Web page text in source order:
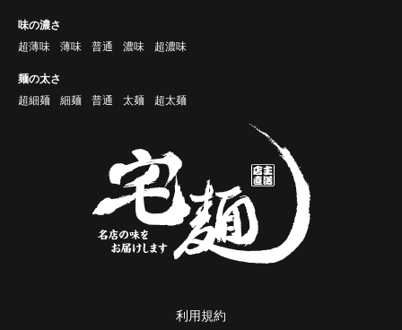
味の濃さ
超薄味
薄味 普通 濃味 超濃味
麺の太さ
超細麺
細麺 普通 太麺 超太麺
利用規約